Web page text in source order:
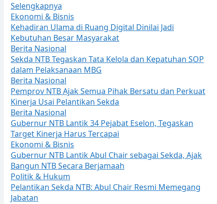
Selengkapnya
Ekonomi & Bisnis
Kehadiran Ulama di Ruang Digital Dinilai Jadi
Kebutuhan Besar Masyarakat
Berita Nasional
Sekda NTB Tegaskan Tata Kelola dan Kepatuhan SOP
dalam Pelaksanaan MBG
Berita Nasional
Pemprov NTB Ajak Semua Pihak Bersatu dan Perkuat
Kinerja Usai Pelantikan Sekda
Berita Nasional
Gubernur NTB Lantik 34 Pejabat Eselon, Tegaskan
Target Kinerja Harus Tercapai
Ekonomi & Bisnis
Gubernur NTB Lantik Abul Chair sebagai Sekda, Ajak
Bangun NTB Secara Berjamaah
Politik & Hukum
Pelantikan Sekda NTB: Abul Chair Resmi Memegang
Jabatan